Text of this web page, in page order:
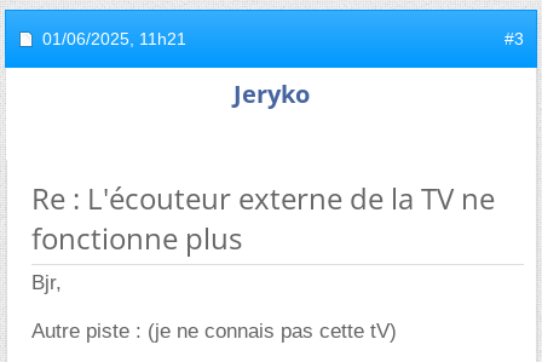
01/06/2025, 11h21 #3
Jeryko
Re : L'écouteur externe de la TV ne
fonctionne plus
Bjr,
Autre piste : (je ne connais pas cette tV)